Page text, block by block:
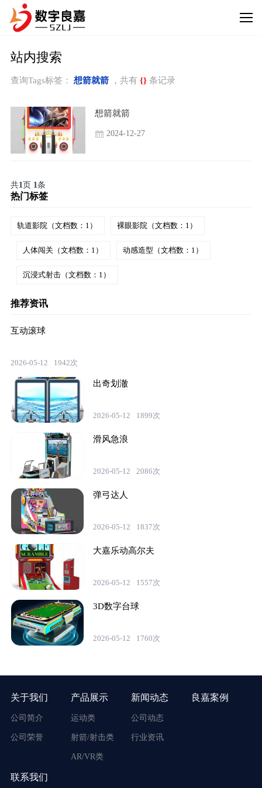
站内搜索
查询Tags标签： 想箭就箭，共有 {}条记录
想箭就箭
2024-12-27
共1页 1条
热门标签
轨道影院（文档数：1） 裸眼影院（文档数：1）
人体闯关（文档数：1） 动感造型（文档数：1）
沉浸式射击（文档数：1）
推荐资讯
互动滚球
2026-05-12 1942次
出奇划澈
2026-05-12 1899次
滑风急浪
2026-05-12 2086次
弹弓达人
2026-05-12 1837次
大嘉乐动高尔夫
2026-05-12 1557次
3D数字台球
2026-05-12 1760次
关于我们
公司简介
公司荣誉
产品展示
运动类
射箭/射击类
AR/VR类
新闻动态
公司动态
行业资讯
良嘉案例
联系我们